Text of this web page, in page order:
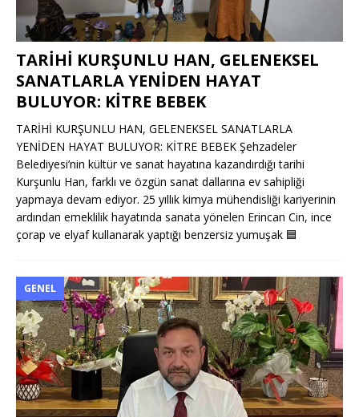
TARİHİ KURŞUNLU HAN, GELENEKSEL
SANATLARLA YENİDEN HAYAT
BULUYOR: KİTRE BEBEK
TARİHİ KURŞUNLU HAN, GELENEKSEL SANATLARLA
YENİDEN HAYAT BULUYOR: KİTRE BEBEK Şehzadeler
Belediyesi’nin kültür ve sanat hayatına kazandırdığı tarihi
Kurşunlu Han, farklı ve özgün sanat dallarına ev sahipliği
yapmaya devam ediyor. 25 yıllık kimya mühendisliği kariyerinin
ardından emeklilik hayatında sanata yönelen Erincan Cin, ince
çorap ve elyaf kullanarak yaptığı benzersiz yumuşak 🟦
GENEL